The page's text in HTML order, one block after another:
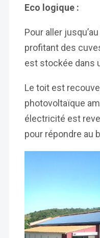
Eco logique :
Pour aller
profitant des
est stockée dans
Le toit est
photovoltaïque
électricité est
pour répondre au